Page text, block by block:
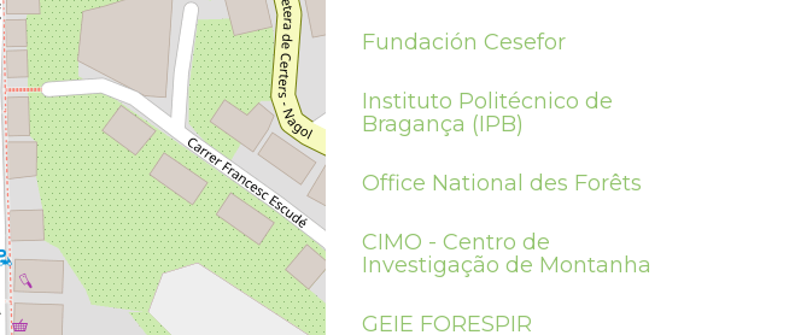
Fundación Cesefor
Instituto Politécnico de
Bragança (IPB)
Office National des Forêts
CIMO - Centro de
Investigação de Montanha
GEIE FORESPIR